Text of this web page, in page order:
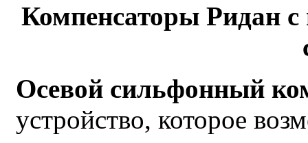
Компенсаторы Ридан с
Осевой сильфонный
устройство, которое